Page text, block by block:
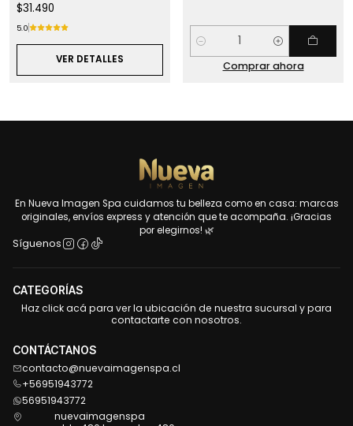
$31.490
5.0
VER DETALLES
Cantidad
Comprar ahora
En Nueva Imagen Spa cuidamos tu belleza como en casa: marcas
originales, envíos express y atención que te acompaña. ¡Gracias
por elegirnos! 🌿
Síguenos
CATEGORÍAS
Haz click acá para ver la ubicación de nuestra sucursal y para
contactarte con nosotros.
CONTÁCTANOS
contacto@nuevaimagenspa.cl
+56951943772
56951943772
nuevaimagenspa